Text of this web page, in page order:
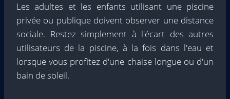
Les adultes et les enfants utilisant une piscine
privée ou publique doivent observer une distance
sociale. Restez simplement à l'écart des autres
utilisateurs de la piscine, à la fois dans l'eau et
lorsque vous profitez d'une chaise longue ou d'un
bain de soleil.